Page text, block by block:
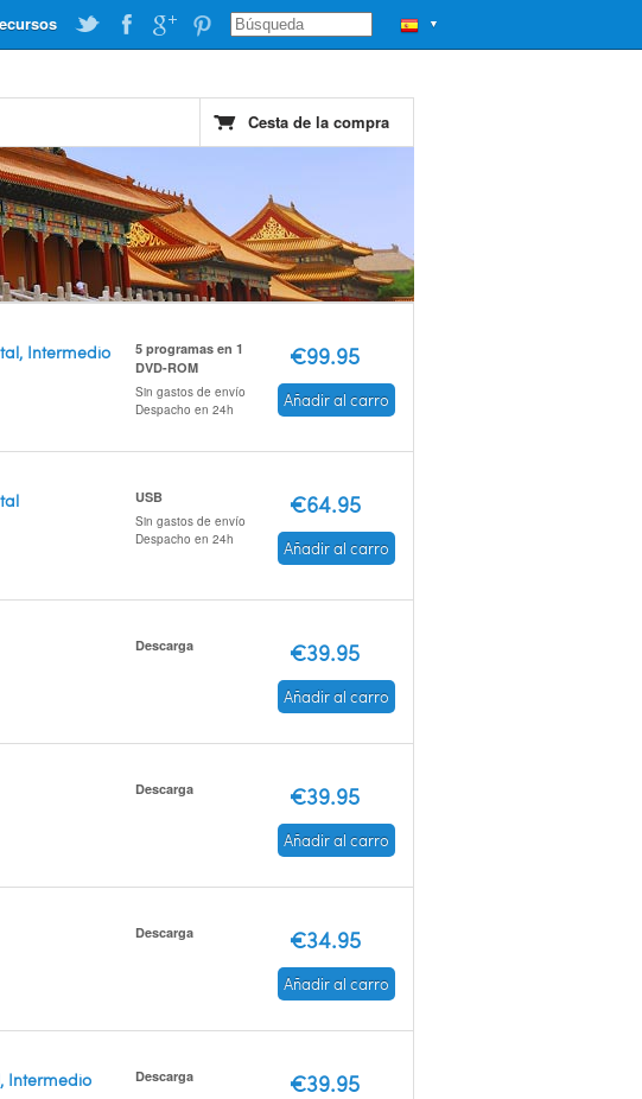
▼
Cesta de la compra
Intermedio
5 programas en 1
DVD-ROM
Sin gastos de envío
Despacho en 24h
€99.95
Añadir al carro
USB
Sin gastos de envío
Despacho en 24h
€64.95
Añadir al carro
Descarga €39.95
Añadir al carro
Descarga €39.95
Añadir al carro
Descarga €34.95
Añadir al carro
Intermedio Descarga €39.95